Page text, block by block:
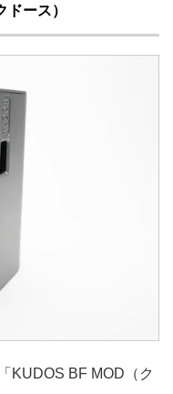
ース）
KUDOS BF MOD（ク